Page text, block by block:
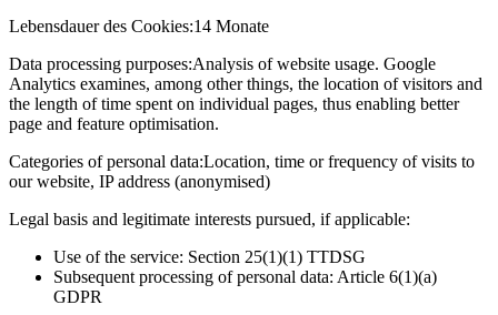
Lebensdauer des Cookies:14 Monate
Data processing purposes:Analysis of website usage. Google
Analytics examines, among other things, the location of visitors and
the length of time spent on individual pages, thus enabling better
page and feature optimisation.
Categories of personal data:Location, time or frequency of visits to
our website, IP address (anonymised)
Legal basis and legitimate interests pursued, if applicable:
Use of the service: Section 25(1)(1) TTDSG
Subsequent processing of personal data: Article 6(1)(a)
GDPR